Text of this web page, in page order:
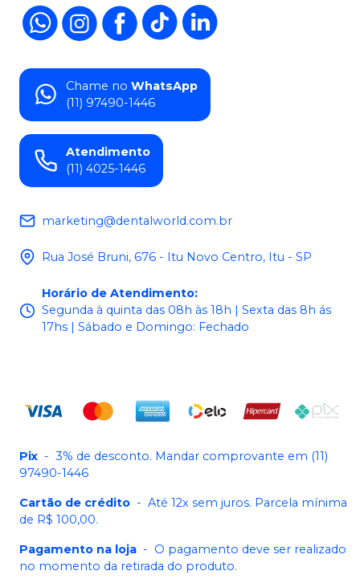
Chame no WhatsApp
(11) 97490-1446
Atendimento
(11) 4025-1446
marketing@dentalworld.com.br
Rua José Bruni, 676 - Itu Novo Centro, Itu - SP
Horário de Atendimento:
Segunda à quinta das 08h às 18h | Sexta das 8h ás
17hs | Sábado e Domingo: Fechado
Pix - 3% de desconto. Mandar comprovante em (11)
97490-1446
Cartão de crédito - Até 12x sem juros. Parcela mínima
de R$ 100,00.
Pagamento na loja - O pagamento deve ser realizado
no momento da retirada do produto.